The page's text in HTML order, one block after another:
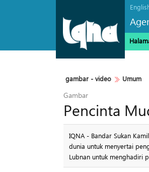
gambar - video Umum
Gambar
Pencinta
IQNA - Bandar Sukan
dunia untuk menyertai
Lubnan untuk menghadiri